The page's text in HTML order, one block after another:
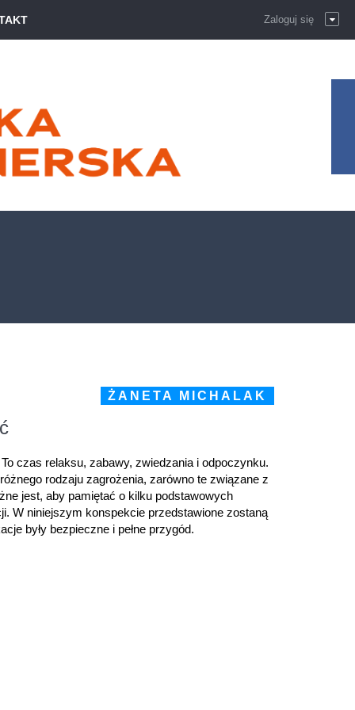
Zaloguj się
ŻANETA MICHALAK
czas relaksu, zabawy, zwiedzania i odpoczynku.
rodzaju zagrożenia, zarówno te związane z
jest, aby pamiętać o kilku podstawowych
W niniejszym konspekcie przedstawione zostaną
były bezpieczne i pełne przygód.